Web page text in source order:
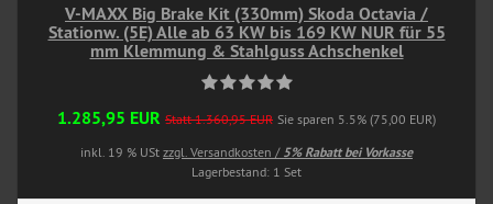
V-MAXX Big Brake Kit (330mm) Skoda Octavia /
Stationw. (5E) Alle ab 63 KW bis 169 KW NUR für 55
mm Klemmung & Stahlguss Achschenkel
1.285,95 EUR Statt 1.360,95 EUR Sie sparen 5.5% (75,00 EUR)
inkl. 19 % USt zzgl. Versandkosten / 5% Rabatt bei Vorkasse
Lagerbestand: 1 Set